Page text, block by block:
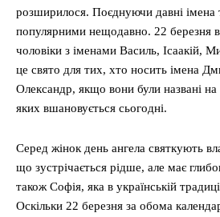
розширилося. Поєднуючи давні імена
популярними нещодавно. 22 березня
чоловіки з іменами Василь, Ісаакій,
це свято для тих, хто носить імена
Олександр, якщо вони були названі на
яких вшановується сьогодні.
Серед жінок день ангела святкують
що зустрічається рідше, але має
також Софія, яка в українській
Оскільки 22 березня за обома